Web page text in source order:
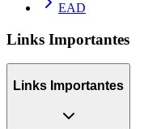
EAD
Links Importantes
Links Importantes